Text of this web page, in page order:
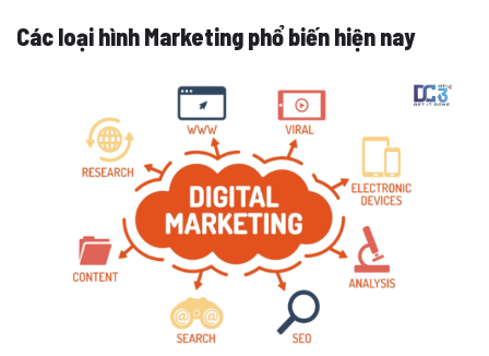
Các loại hình Marketing phổ biến hiện nay